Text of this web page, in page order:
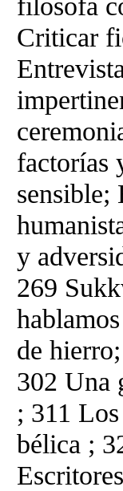
Criticar
factorías
sensible;
y
269
de
302 Una
; 311
bélica ;